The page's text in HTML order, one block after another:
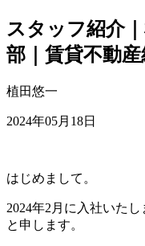
スタッフ紹介
部｜賃貸不動
植田悠一
2024年05月18日
はじめまして。
2024年2月に入社いた
と申します。